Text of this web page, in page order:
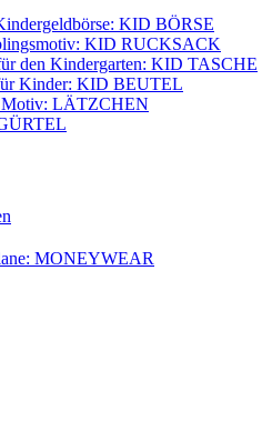
KID BÖRSE
KID RUCKSACK
den Kindergarten: KID TASCHE
Kinder: KID BEUTEL
Motiv: LÄTZCHEN
MONEYWEAR